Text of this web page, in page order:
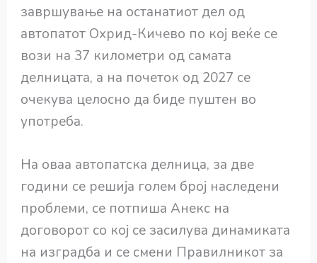
завршување на останатиот дел од
автопатот Охрид-Кичево по кој веќе се
вози на 37 километри од самата
делницата, а на почеток од 2027 се
очекува целосно да биде пуштен во
употреба.
На оваа автопатска делница, за две
години се решија голем број наследени
проблеми, се потпиша Анекс на
договорот со кој се засилува динамиката
на изградба и се смени Правилникот за